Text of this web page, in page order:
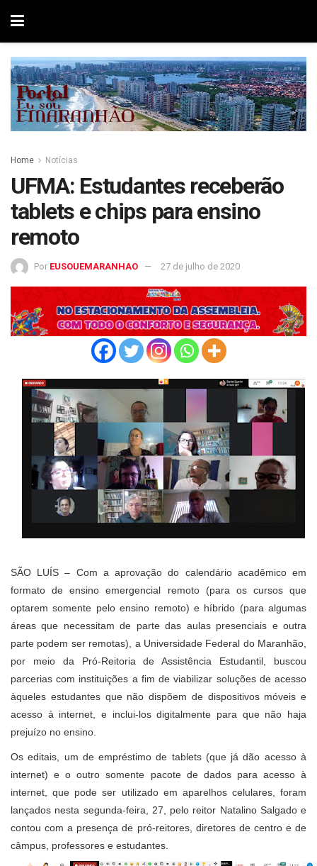
Home Notícias
UFMA: Estudantes receberão
tablets e chips para ensino
remoto
Por EUSOUEMARANHAO 27 de julho de 2020
SÃO LUÍS – Com a aprovação do calendário acadêmico em
formato de ensino emergencial remoto (para os cursos que
optarem somente pelo ensino remoto) e híbrido (para algumas
áreas que necessitam de parte das aulas presenciais e outra
parte podem ser remotas), a Universidade Federal do Maranhão,
por meio da Pró-Reitoria de Assistência Estudantil, buscou
parcerias com instituições a fim de viabilizar soluções de acesso
àqueles estudantes que não dispõem de dispositivos móveis e
acesso à internet, e inclui-los digitalmente para que não haja
prejuízo no ensino.
Os editais, um de empréstimo de tablets (que já dão acesso à
internet) e o outro somente pacote de dados para acesso à
internet, que pode ser utilizado em aparelhos celulares, foram
lançados nesta segunda-feira, 27, pelo reitor Natalino Salgado e
contou com a presença de pró-reitores, diretores de centro e de
câmpus, professores e estudantes.